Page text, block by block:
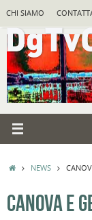
contenuto
CHI SIAMO
HOMENEWS
CANOVA E